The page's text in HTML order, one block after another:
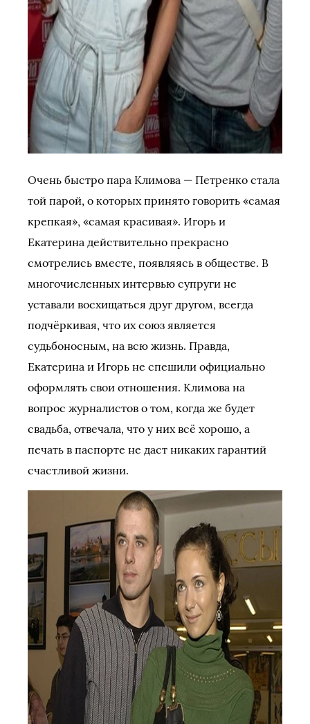
Очень быстро пара Климова — Петренко стала
той парой, о которых принято говорить «самая
крепкая», «самая красивая». Игорь и
Екатерина действительно прекрасно
смотрелись вместе, появляясь в обществе. В
многочисленных интервью супруги не
уставали восхищаться друг другом, всегда
подчёркивая, что их союз является
судьбоносным, на всю жизнь. Правда,
Екатерина и Игорь не спешили официально
оформлять свои отношения. Климова на
вопрос журналистов о том, когда же будет
свадьба, отвечала, что у них всё хорошо, а
печать в паспорте не даст никаких гарантий
счастливой жизни.